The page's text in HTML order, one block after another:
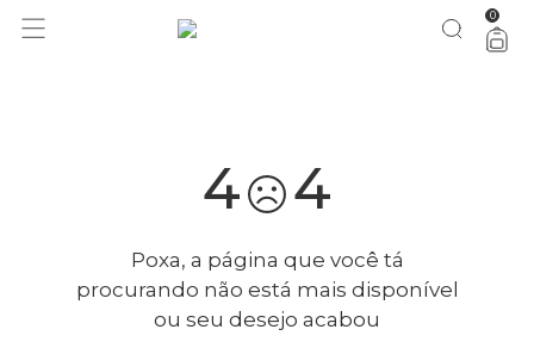
você merece 30% OFF pra comemorar com a gente aproveita! 0
4 4
Poxa, a página que você tá
procurando não está mais disponível
ou seu desejo acabou